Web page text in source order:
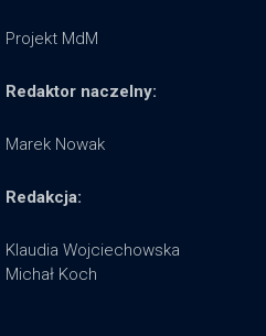
Projekt MdM
Redaktor naczelny:
Marek Nowak
Redakcja:
Klaudia Wojciechowska
Michał Koch